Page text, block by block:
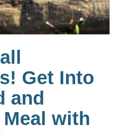
Get Into
and
with